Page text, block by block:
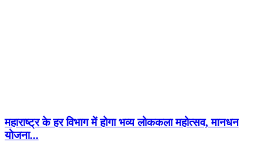
महाराष्ट्र के हर विभाग में होगा भव्य लोककला महोत्सव, मानधन
योजना...